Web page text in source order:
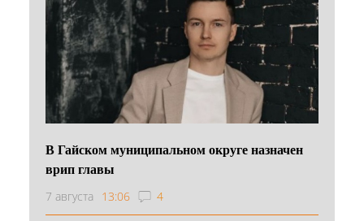
В Гайском муниципальном округе назначен
врип главы
7 августа 13:06 4